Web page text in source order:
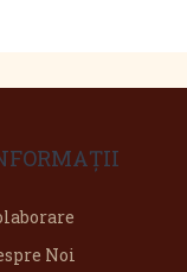
Noi